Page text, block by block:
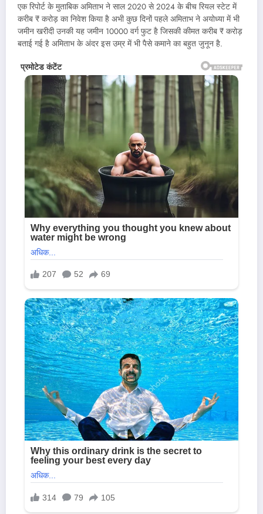
एक रिपोर्ट के मुताबिक अमिताभ ने साल 2020 से 2024 के बीच रियल स्टेट में
करीब ₹ करोड़ का निवेश किया है अभी कुछ दिनों पहले अमिताभ ने अयोध्या में भी
जमीन खरीदी उनकी यह जमीन 10000 वर्ग फुट है जिसकी कीमत करीब ₹ करोड़
बताई गई है अमिताभ के अंदर इस उम्र में भी पैसे कमाने का बहुत जुनून है.